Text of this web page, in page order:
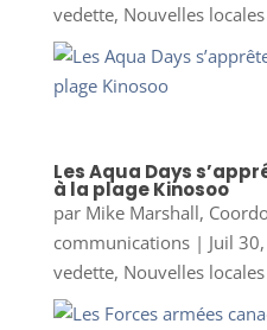
vedette, Nouvelles locales
Les Aqua Days
à la plage Kinosoo
par Mike Marshall,
communications| Juil
vedette, Nouvelles locales